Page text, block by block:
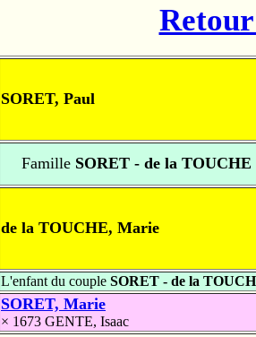
SORET, Paul
Famille SORET - de la TOUCHE
de la TOUCHE, Marie
L'enfant du couple SORET - de la
SORET, Marie
× 1673 GENTE, Isaac